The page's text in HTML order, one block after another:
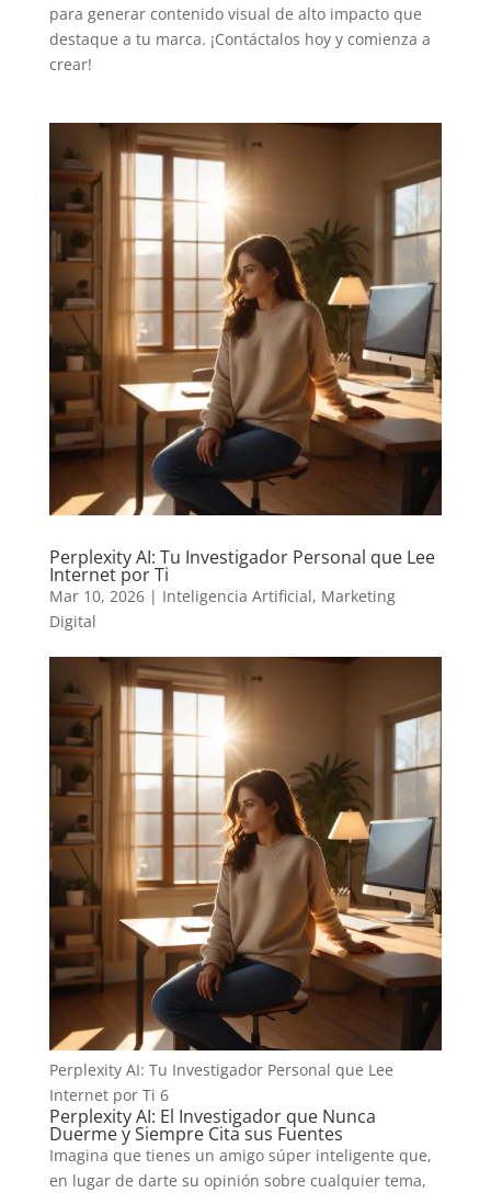
para generar contenido visual de alto impacto que
destaque a tu marca. ¡Contáctalos hoy y comienza a
crear!
Perplexity AI: Tu Investigador Personal que Lee
Internet por Ti
Mar 10, 2026| Inteligencia Artificial, Marketing
Digital
Perplexity AI: Tu Investigador Personal que Lee
Internet por Ti 6
Perplexity AI: El Investigador que Nunca
Duerme y Siempre Cita sus Fuentes
Imagina que tienes un amigo súper inteligente que,
en lugar de darte su opinión sobre cualquier tema,